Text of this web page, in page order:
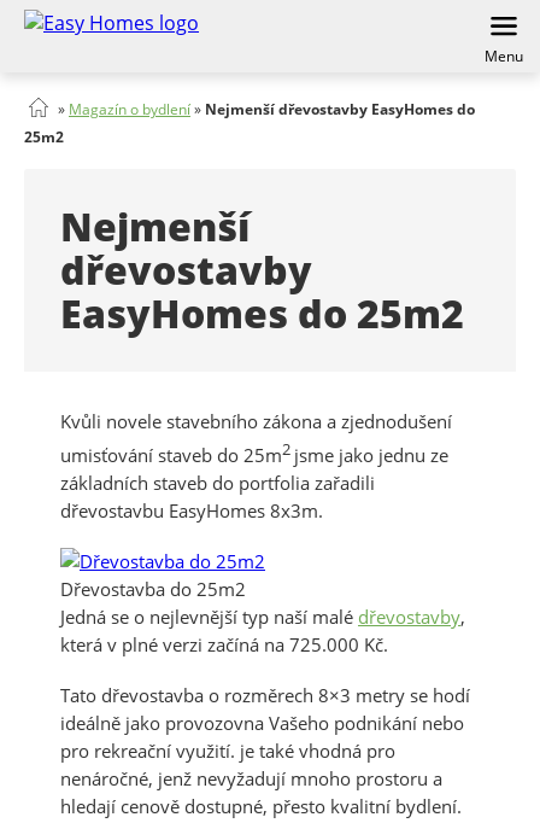
Menu
» Magazín o bydlení» Nejmenší dřevostavby EasyHomes do
25m2
Nejmenší
dřevostavby
EasyHomes do 25m2
Kvůli novele stavebního zákona a zjednodušení
umisťování staveb do 25m2 jsme jako jednu ze
základních staveb do portfolia zařadili
dřevostavbu EasyHomes 8x3m.
Dřevostavba do 25m2
Jedná se o nejlevnější typ naší malé dřevostavby,
která v plné verzi začíná na 725.000 Kč.
Tato dřevostavba o rozměrech 8×3 metry se hodí
ideálně jako provozovna Vašeho podnikání nebo
pro rekreační využití. je také vhodná pro
nenáročné, jenž nevyžadují mnoho prostoru a
hledají cenově dostupné, přesto kvalitní bydlení.